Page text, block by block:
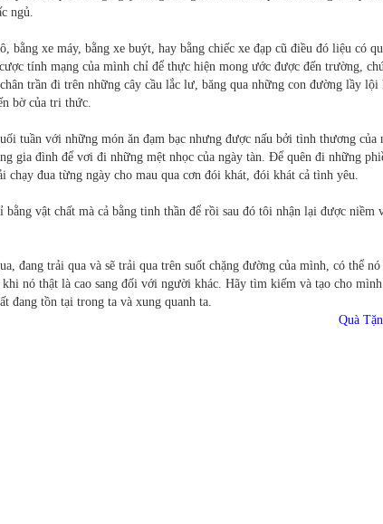
ngủ.
xe máy, bằng xe buýt, hay bằng chiếc xe đạp cũ điều đó liệu có
tính mạng của mình chỉ để thực hiện mong ước được đến trường,
trần đi trên những cây cầu lắc lư, băng qua những con đường lầy lội
bờ của tri thức.
tuần với những món ăn đạm bạc nhưng được nấu bởi tình thương của
gia đình để vơi đi những mệt nhọc của ngày tàn. Để quên đi những
chạy đua từng ngày cho mau qua cơn đói khát, đói khát cả tình yêu.
vật chất mà cả bằng tinh thần để rồi sau đó tôi nhận lại được niềm
đang trải qua và sẽ trải qua trên suốt chặng đường của mình, có thể
nó thật là cao sang đối với người khác. Hãy tìm kiếm và tạo cho
đang tồn tại trong ta và xung quanh ta.
Quà